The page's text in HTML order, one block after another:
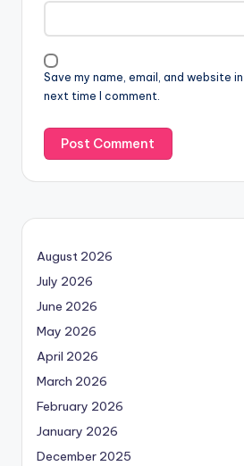
Save my name, email, and website
next time I comment.
August 2026
July 2026
June 2026
May 2026
April 2026
March 2026
February 2026
January 2026
December 2025